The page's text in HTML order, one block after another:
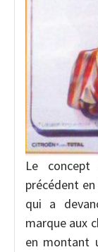
Le concept
précédent
qui a
marque aux
en montant